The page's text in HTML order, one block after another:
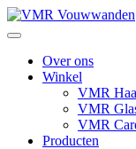
Over ons
Winkel
VMR
VMR
VMR
Producten